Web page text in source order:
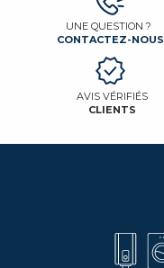
UNE QUESTION ?
CONTACTEZ-NOUS
AVIS VÉRIFIÉS
CLIENTS